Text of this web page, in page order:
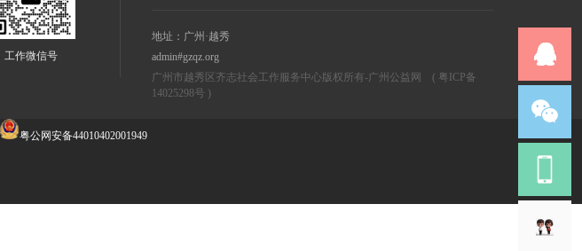
工作微信号
地址：广州·越秀
admin#gzqz.org
广州市越秀区齐志社会工作服务中心版权所有-广州公益网 ( 粤ICP备
14025298号 )
粤公网安备44010402001949